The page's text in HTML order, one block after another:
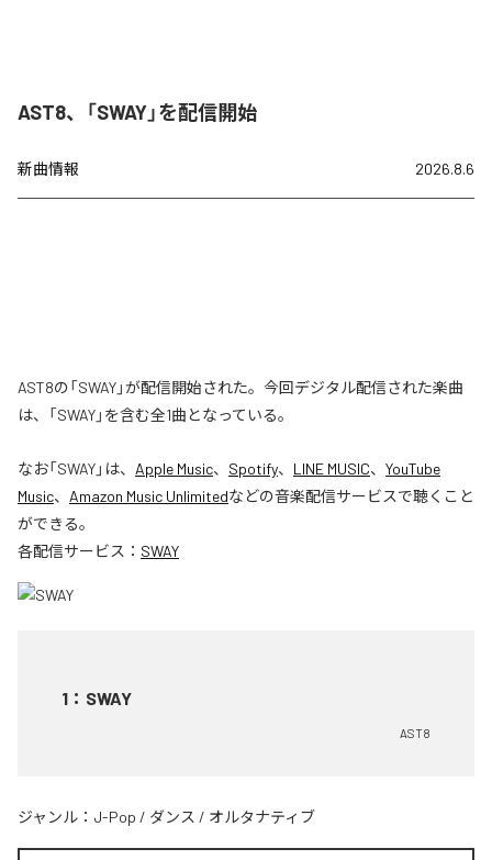
AST8、「SWAY」を配信開始
新曲情報 2026.8.6
AST8の「SWAY」が配信開始された。今回デジタル配信された楽曲
は、「SWAY」を含む全1曲となっている。
なお「SWAY」は、 Apple Music、 Spotify、 LINE MUSIC、 YouTube
Music、 Amazon Music Unlimitedなどの音楽配信サービスで聴くこと
ができる。
各配信サービス： SWAY
1 ： SWAY
AST8
ジャンル： J-Pop / ダンス / オルタナティブ